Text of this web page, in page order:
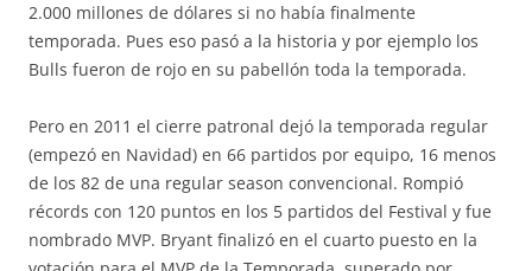
2.000 millones de dólares si no había finalmente
temporada. Pues eso pasó a la historia y por ejemplo los
Bulls fueron de rojo en su pabellón toda la temporada.
Pero en 2011 el cierre patronal dejó la temporada regular
(empezó en Navidad) en 66 partidos por equipo, 16 menos
de los 82 de una regular season convencional. Rompió
récords con 120 puntos en los 5 partidos del Festival y fue
nombrado MVP. Bryant finalizó en el cuarto puesto en la